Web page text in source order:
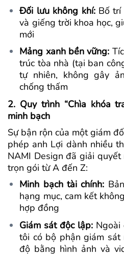
Đối lưu không khí:Bố trí
và giếng trời khoa học,
mới
Mảng xanh bền vững:
trúc tòa nhà (tại ban
tự nhiên, không gây
chống thấm
2. Quy trình “Chìa khóa
minh bạch
Sự bận rộn của một giám
phép anh Lợi dành nhiều
NAMI Design đã giải
trọn gói từ A đến Z:
Minh bạch tài chính:
hạng mục, cam kết
hợp đồng
Giám sát độc lập:Ngoài
tôi có bộ phận giám
độ bằng hình ảnh và